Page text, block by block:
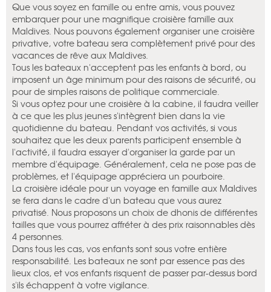
Que vous soyez en famille ou entre amis, vous pouvez
embarquer pour une magnifique croisière famille aux
Maldives. Nous pouvons également organiser une croisière
privative, votre bateau sera complètement privé pour des
vacances de rêve aux Maldives.
Tous les bateaux n'acceptent pas les enfants à bord, ou
imposent un âge minimum pour des raisons de sécurité, ou
pour de simples raisons de politique commerciale.
Si vous optez pour une croisière à la cabine, il faudra veiller
à ce que les plus jeunes s'intègrent bien dans la vie
quotidienne du bateau. Pendant vos activités, si vous
souhaitez que les deux parents participent ensemble à
l'activité, il faudra essayer d'organiser la garde par un
membre d'équipage. Généralement, cela ne pose pas de
problèmes, et l'équipage appréciera un pourboire.
La croisière idéale pour un voyage en famille aux Maldives
se fera dans le cadre d'un bateau que vous aurez
privatisé. Nous proposons un choix de dhonis de différentes
tailles que vous pourrez affréter à des prix raisonnables dès
4 personnes.
Dans tous les cas, vos enfants sont sous votre entière
responsabilité. Les bateaux ne sont par essence pas des
lieux clos, et vos enfants risquent de passer par-dessus bord
s'ils échappent à votre vigilance.